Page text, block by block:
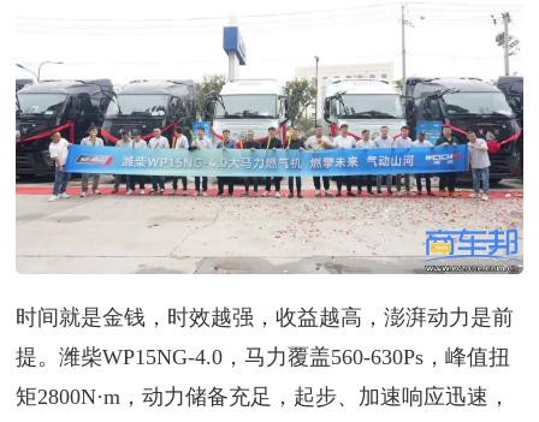
时间就是金钱，时效越强，收益越高，澎湃动力是前
提。潍柴WP15NG-4.0，马力覆盖560-630Ps，峰值扭
矩2800N·m，动力储备充足，起步、加速响应迅速，